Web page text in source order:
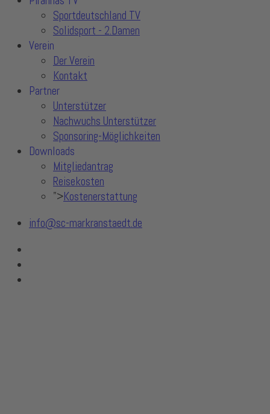
Sportdeutschland TV
Solidsport - 2.Damen
Verein
Der Verein
Kontakt
Partner
Unterstützer
Nachwuchs Unterstützer
Sponsoring-Möglichkeiten
Downloads
Mitgliedantrag
Reisekosten
">Kostenerstattung
info@sc-markranstaedt.de